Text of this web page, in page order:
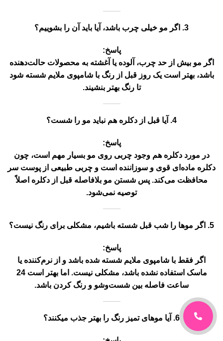
3. اگر مو خیلی چرب باشد، آیا باید آن را بشوییم؟
پاسخ:
اگر مو بیش از حد چرب، آلوده یا آغشته به محصولات حالت‌دهنده
باشد،بهتر است یک روز قبل از رنگ با شامپوی ملایم شسته شود
تا رنگ بهتر بنشیند.
4. آیا قبل از دکلره هم نباید مو را شست؟
پاسخ:
در مورد دکلره هموجود چربی روی مو بسیار مهم است، چون
دکلره ماده‌ای قوی و سوزاننده است و چربی طبیعی از پوست سر
محافظت می‌کند. پس شستن مو بلافاصله قبل از دکلره اصلاً
توصیه نمی‌شود.
5. اگر موها را شب قبل شسته باشیم، مشکلی برای رنگ نیست؟
پاسخ:
اگر فقط با شامپوی ملایم شسته شده باشد و از نرم‌کننده یا
ماسک استفاده نشده باشد، مشکلی نیست. اما بهتر است24
ساعت فاصله بین شست‌وشو و رنگ کردن باشد.
6. آیا موهای تمیز رنگ را بهتر جذب میکنند؟